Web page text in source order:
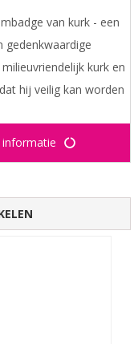
van kurk - een
gedenkwaardige
kurk en
hij veilig kan worden